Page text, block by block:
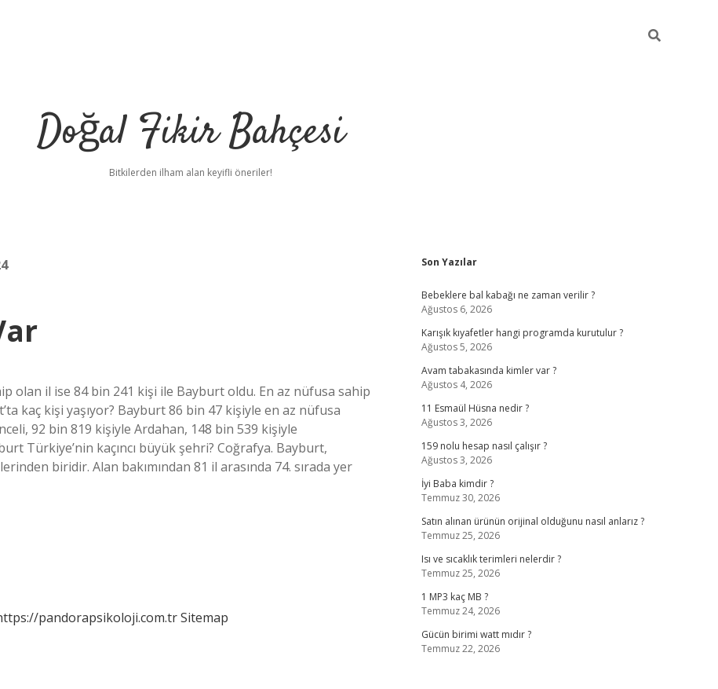
Doğal Fikir Bahçesi
Bitkilerden ilham alan keyifli öneriler!
olan il ise 84 bin 241 kişi ile Bayburt oldu. En az nüfusa sahip
kaç kişi yaşıyor? Bayburt 86 bin 47 kişiyle en az nüfusa
92 bin 819 kişiyle Ardahan, 148 bin 539 kişiyle
Türkiye’nin kaçıncı büyük şehri? Coğrafya. Bayburt,
biridir. Alan bakımından 81 il arasında 74. sırada yer
pandorapsikoloji.com.trSitemap
Sidebar
Son Yazılar
Bebeklere bal kabağı ne zaman verilir ?
Ağustos 6, 2026
Karışık kıyafetler hangi programda kurutulur ?
Ağustos 5, 2026
Avam tabakasında kimler var ?
Ağustos 4, 2026
11 Esmaül Hüsna nedir ?
Ağustos 3, 2026
159 nolu hesap nasıl çalışır ?
Ağustos 3, 2026
İyi Baba kimdir ?
Temmuz 30, 2026
Satın alınan ürünün orijinal olduğunu nasıl anlarız ?
Temmuz 25, 2026
Isı ve sıcaklık terimleri nelerdir ?
Temmuz 25, 2026
1 MP3 kaç MB ?
Temmuz 24, 2026
Gücün birimi watt mıdır ?
Temmuz 22, 2026